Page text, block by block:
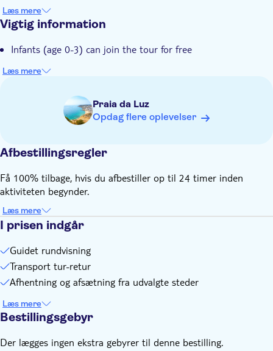
Transport included
See Cabo de São Vicente, the southwestern point of
continental Europe
Læs mere
Vigtig information
Infants (age 0-3) can join the tour for free
Læs mere
Praia da Luz
Opdag flere oplevelser
Afbestillingsregler
Få 100% tilbage, hvis du afbestiller op til 24 timer inden
aktiviteten begynder.
Læs mere
I prisen indgår
Guidet rundvisning
Transport tur-retur
Afhentning og afsætning fra udvalgte steder
Læs mere
Bestillingsgebyr
Der lægges ingen ekstra gebyrer til denne bestilling.